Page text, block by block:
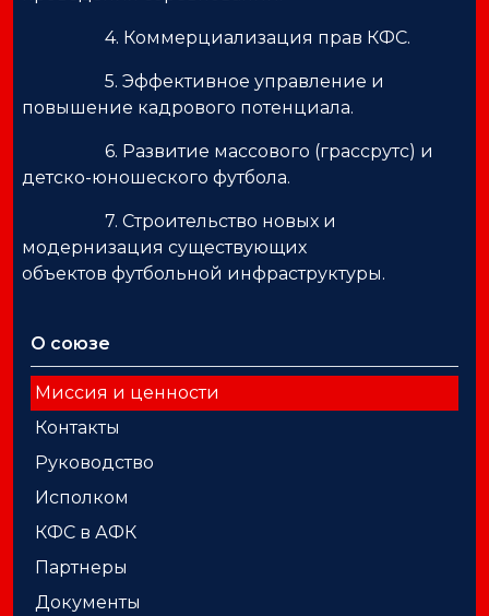
4. Коммерциализация прав КФС.
5. Эффективное управление и
повышение кадрового потенциала.
6. Развитие массового (грассрутс) и
детско-юношеского футбола.
7. Строительство новых и
модернизация существующих
объектов футбольной инфраструктуры.
О союзе
Миссия и ценности
Контакты
Руководство
Исполком
КФС в АФК
Партнеры
Документы